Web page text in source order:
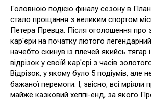
Головною подією фіналу сезону в
стало прощання з великим спортом
Петера Превца. Після оголошення про
кар'єри на початку лютого
начебто скинув із плечей якийсь
відрізок у своїй кар'єрі з часів
Відрізок, у якому було 5 подіумів, але
бажаної перемоги. І, звісно, всі мріяли
майже казковий хеппі-енд, за якого